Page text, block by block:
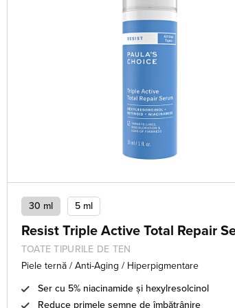
30 ml 5 ml
Resist Triple Active Total Repair
TOATE TIPURILE DE TEN
Piele ternă / Anti-Aging / Hiperpigmentare
Ser cu 5% niacinamide și hexylresolcinol
Reduce primele semne de îmbătrânire